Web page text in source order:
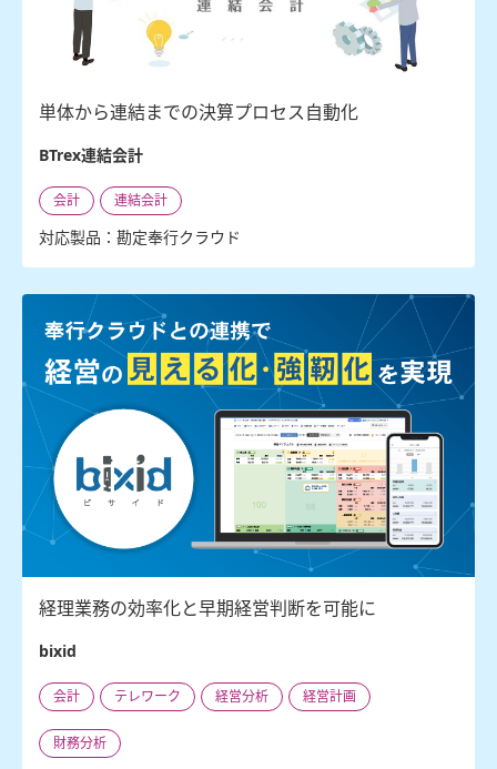
単体から連結までの決算プロセス自動化
BTrex連結会計
会計 連結会計
対応製品：勘定奉行クラウド
経理業務の効率化と早期経営判断を可能に
bixid
会計 テレワーク 経営分析 経営計画
財務分析